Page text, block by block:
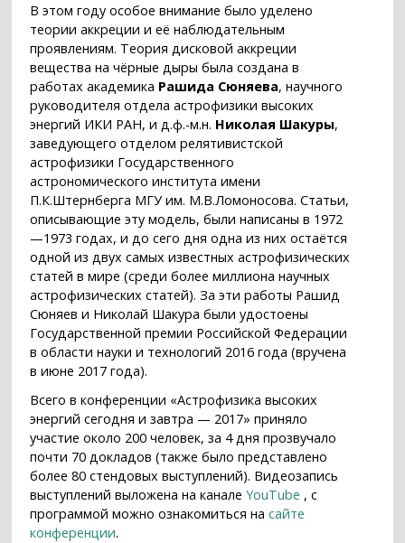
В этом году особое внимание было уделено
теории аккреции и её наблюдательным
проявлениям. Теория дисковой аккреции
вещества на чёрные дыры была создана в
работах академика Рашида Сюняева, научного
руководителя отдела астрофизики высоких
энергий ИКИ РАН, и д.ф.-м.н. Николая Шакуры,
заведующего отделом релятивистской
астрофизики Государственного
астрономического института имени
П.К.Штернберга МГУ им. М.В.Ломоносова. Статьи,
описывающие эту модель, были написаны в 1972
—1973 годах, и до сего дня одна из них остаётся
одной из двух самых известных астрофизических
статей в мире (среди более миллиона научных
астрофизических статей). За эти работы Рашид
Сюняев и Николай Шакура были удостоены
Государственной премии Российской Федерации
в области науки и технологий 2016 года (вручена
в июне 2017 года).
Всего в конференции «Астрофизика высоких
энергий сегодня и завтра — 2017» приняло
участие около 200 человек, за 4 дня прозвучало
почти 70 докладов (также было представлено
более 80 стендовых выступлений). Видеозапись
выступлений выложена на каналеYouTube , с
программой можно ознакомиться насайте
конференции.